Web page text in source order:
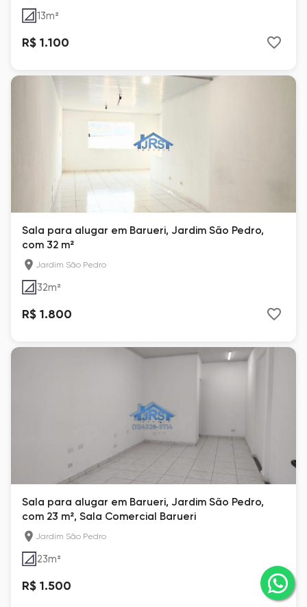
13m²
R$ 1.100
Sala para alugar em Barueri, Jardim São Pedro,
com 32 m²
Jardim São Pedro
32m²
R$ 1.800
Sala para alugar em Barueri, Jardim São Pedro,
com 23 m², Sala Comercial Barueri
Jardim São Pedro
23m²
R$ 1.500